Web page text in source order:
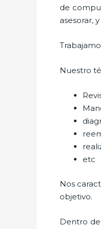
de
asesorar,
Nuestro
etc
Nos
objetivo.
Dentro